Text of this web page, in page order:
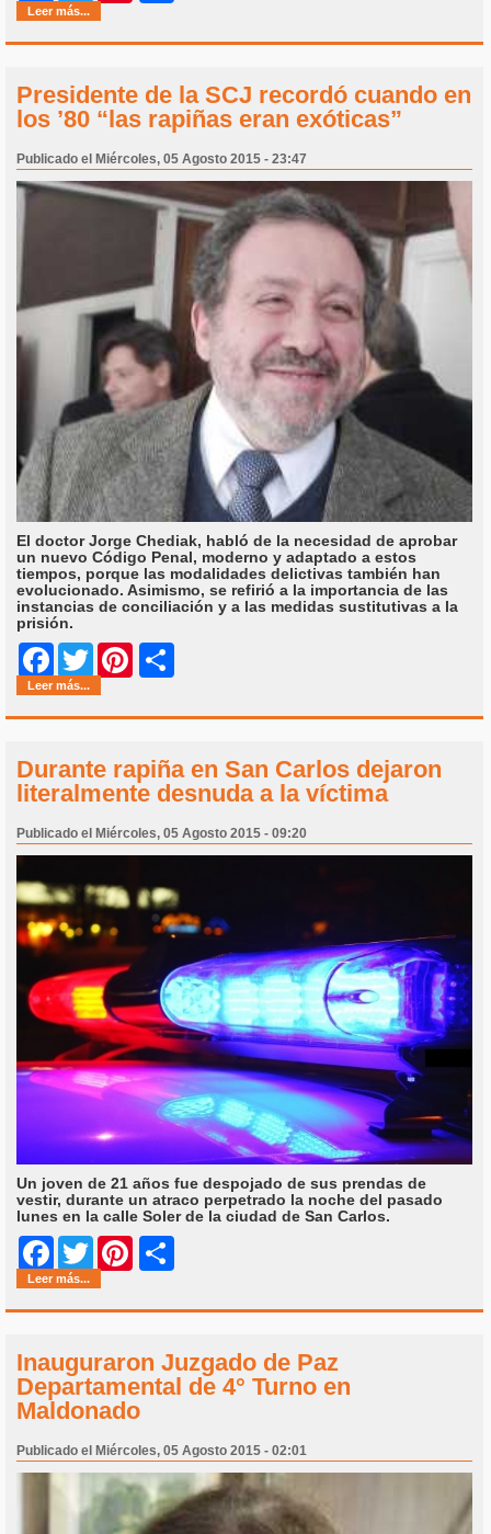
Leer más...
Presidente de la SCJ recordó cuando en
los ’80 “las rapiñas eran exóticas”
Publicado el Miércoles, 05 Agosto 2015 - 23:47
El doctor Jorge Chediak, habló de la necesidad de aprobar
un nuevo Código Penal, moderno y adaptado a estos
tiempos, porque las modalidades delictivas también han
evolucionado. Asimismo, se refirió a la importancia de las
instancias de conciliación y a las medidas sustitutivas a la
prisión.
Facebook
Twitter Pinterest
Leer más...
Durante rapiña en San Carlos dejaron
literalmente desnuda a la víctima
Publicado el Miércoles, 05 Agosto 2015 - 09:20
Un joven de 21 años fue despojado de sus prendas de
vestir, durante un atraco perpetrado la noche del pasado
lunes en la calle Soler de la ciudad de San Carlos.
Facebook
Twitter Pinterest
Leer más...
Inauguraron Juzgado de Paz
Departamental de 4° Turno en
Maldonado
Publicado el Miércoles, 05 Agosto 2015 - 02:01